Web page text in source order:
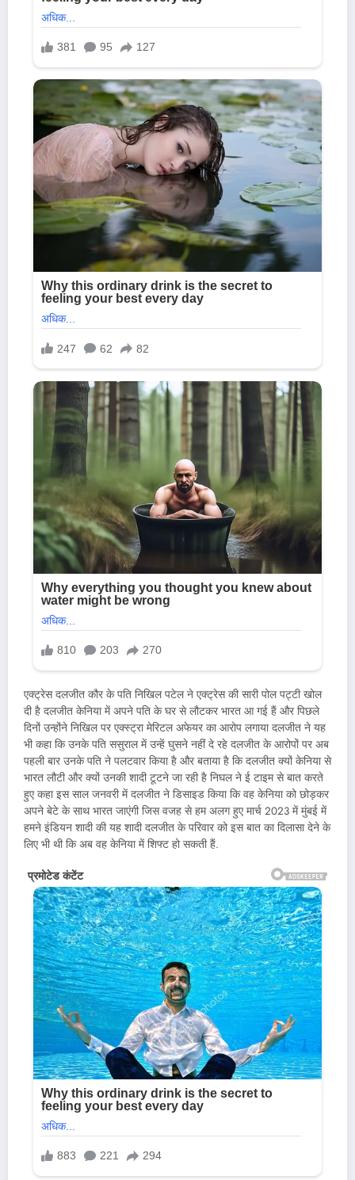
एक्ट्रेस दलजीत कौर के पति निखिल पटेल ने एक्ट्रेस की सारी पोल पट्टी खोल
दी है दलजीत केनिया में अपने पति के घर से लौटकर भारत आ गई हैं और पिछले
दिनों उन्होंने निखिल पर एक्स्ट्रा मेरिटल अफेयर का आरोप लगाया दलजीत ने यह
भी कहा कि उनके पति ससुराल में उन्हें घुसने नहीं दे रहे दलजीत के आरोपों पर अब
पहली बार उनके पति ने पलटवार किया है और बताया है कि दलजीत क्यों केनिया से
भारत लौटी और क्यों उनकी शादी टूटने जा रही है निघल ने ई टाइम से बात करते
हुए कहा इस साल जनवरी में दलजीत ने डिसाइड किया कि वह केनिया को छोड़कर
अपने बेटे के साथ भारत जाएंगी जिस वजह से हम अलग हुए मार्च 2023 में मुंबई में
हमने इंडियन शादी की यह शादी दलजीत के परिवार को इस बात का दिलासा देने के
लिए भी थी कि अब वह केनिया में शिफ्ट हो सकती हैं.